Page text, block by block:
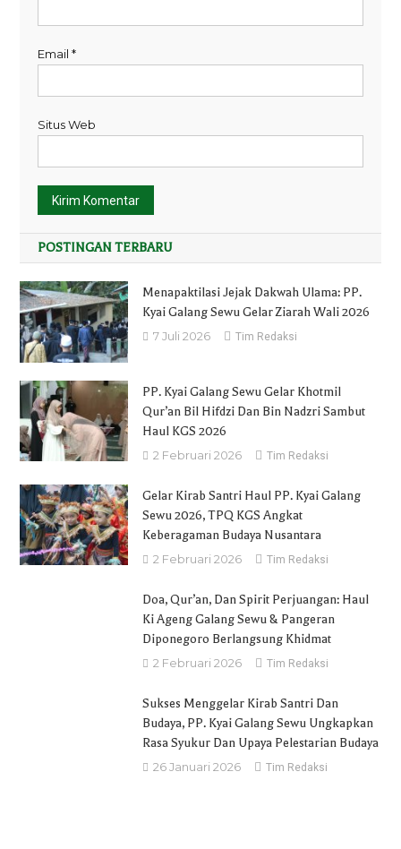
Email*
Situs Web
POSTINGAN TERBARU
Menapaktilasi Jejak Dakwah Ulama: PP.
Kyai Galang Sewu Gelar Ziarah Wali 2026
7 Juli 2026 Tim Redaksi
PP. Kyai Galang Sewu Gelar Khotmil
Qur’an Bil Hifdzi Dan Bin Nadzri Sambut
Haul KGS 2026
2 Februari 2026 Tim Redaksi
Gelar Kirab Santri Haul PP. Kyai Galang
Sewu 2026, TPQ KGS Angkat
Keberagaman Budaya Nusantara
2 Februari 2026 Tim Redaksi
Doa, Qur’an, Dan Spirit Perjuangan: Haul
Ki Ageng Galang Sewu & Pangeran
Diponegoro Berlangsung Khidmat
2 Februari 2026 Tim Redaksi
Sukses Menggelar Kirab Santri Dan
Budaya, PP. Kyai Galang Sewu Ungkapkan
Rasa Syukur Dan Upaya Pelestarian Budaya
26 Januari 2026 Tim Redaksi